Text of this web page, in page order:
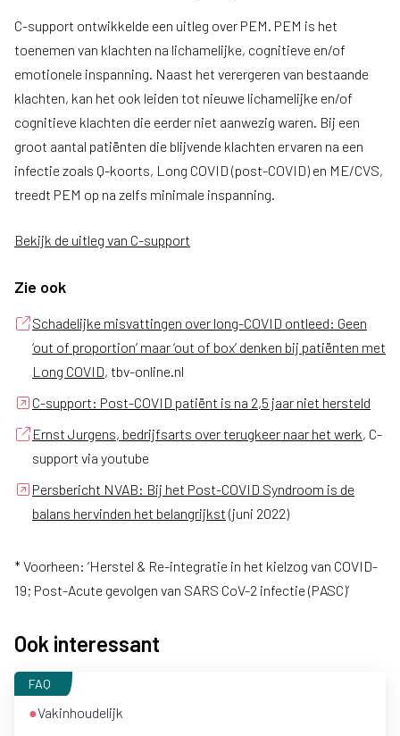
C-support ontwikkelde een uitleg over PEM. PEM is het
toenemen van klachten na lichamelijke, cognitieve en/of
emotionele inspanning. Naast het verergeren van bestaande
klachten, kan het ook leiden tot nieuwe lichamelijke en/of
cognitieve klachten die eerder niet aanwezig waren. Bij een
groot aantal patiënten die blijvende klachten ervaren na een
infectie zoals Q-koorts, Long COVID (post-COVID) en ME/CVS,
treedt PEM op na zelfs minimale inspanning.
Bekijk de uitleg van C-support
Zie ook
Schadelijke misvattingen over long-COVID ontleed: Geen
‘out of proportion’ maar ‘out of box’ denken bij patiënten met
Long COVID, tbv-online.nl
C-support: Post-COVID patiënt is na 2,5 jaar niet hersteld
Ernst Jurgens, bedrijfsarts over terugkeer naar het werk, C-
support via youtube
Persbericht NVAB: Bij het Post-COVID Syndroom is de
balans hervinden het belangrijkst (juni 2022)
* Voorheen: ‘Herstel & Re-integratie in het kielzog van COVID-
19; Post-Acute gevolgen van SARS CoV-2 infectie (PASC)’
Ook interessant
●Vakinhoudelijk
FAQ